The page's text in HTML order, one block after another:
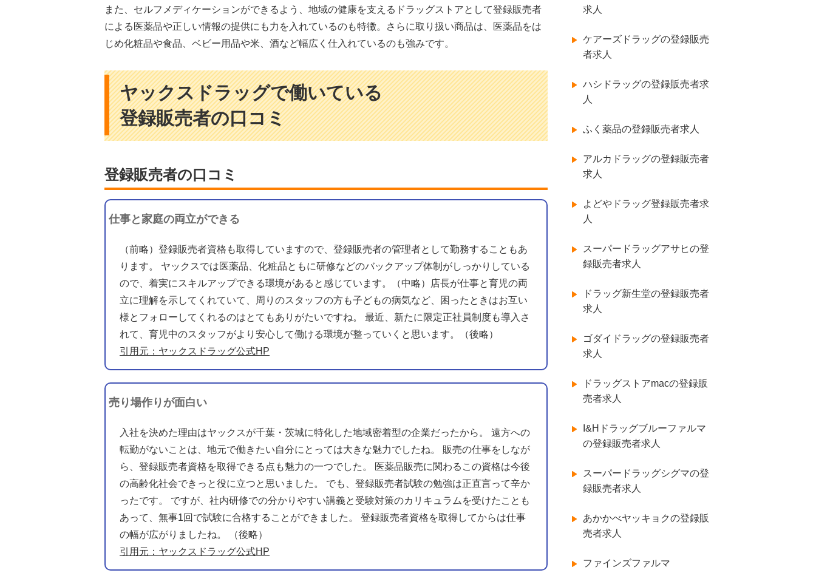
また、セルフメディケーションができるよう、地域の健康を支えるドラッグストアとして登録販売者
による医薬品や正しい情報の提供にも力を入れているのも特徴。さらに取り扱い商品は、医薬品をは
じめ化粧品や食品、ベビー用品や米、酒など幅広く仕入れているのも強みです。
ヤックスドラッグで働いている
登録販売者の口コミ
登録販売者の口コミ
仕事と家庭の両立ができる
（前略）登録販売者資格も取得していますので、登録販売者の管理者として勤務することもあ
ります。 ヤックスでは医薬品、化粧品ともに研修などのバックアップ体制がしっかりしている
ので、着実にスキルアップできる環境があると感じています。（中略）店長が仕事と育児の両
立に理解を示してくれていて、周りのスタッフの方も子どもの病気など、困ったときはお互い
様とフォローしてくれるのはとてもありがたいですね。 最近、新たに限定正社員制度も導入さ
れて、育児中のスタッフがより安心して働ける環境が整っていくと思います。（後略）
引用元：ヤックスドラッグ公式HP
売り場作りが面白い
入社を決めた理由はヤックスが千葉・茨城に特化した地域密着型の企業だったから。 遠方への
転勤がないことは、地元で働きたい自分にとっては大きな魅力でしたね。 販売の仕事をしなが
ら、登録販売者資格を取得できる点も魅力の一つでした。 医薬品販売に関わるこの資格は今後
の高齢化社会できっと役に立つと思いました。 でも、登録販売者試験の勉強は正直言って辛か
ったです。 ですが、社内研修での分かりやすい講義と受験対策のカリキュラムを受けたことも
あって、無事1回で試験に合格することができました。 登録販売者資格を取得してからは仕事
の幅が広がりましたね。 （後略）
引用元：ヤックスドラッグ公式HP
求人
ケアーズドラッグの登録販売
者求人
ハシドラッグの登録販売者求
人
ふく薬品の登録販売者求人
アルカドラッグの登録販売者
求人
よどやドラッグ登録販売者求
人
スーパードラッグアサヒの登
録販売者求人
ドラッグ新生堂の登録販売者
求人
ゴダイドラッグの登録販売者
求人
ドラッグストアmacの登録販
売者求人
I&Hドラッグブルーファルマ
の登録販売者求人
スーパードラッグシグマの登
録販売者求人
あかかべヤッキョクの登録販
売者求人
ファインズファルマ